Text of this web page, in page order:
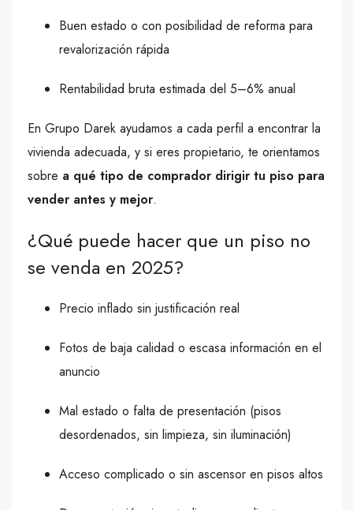
Buen estado o con posibilidad de reforma para
revalorización rápida
Rentabilidad bruta estimada del 5–6% anual
En Grupo Darek ayudamos a cada perfil a encontrar la
vivienda adecuada, y si eres propietario, te orientamos
sobre a qué tipo de comprador dirigir tu piso para
vender antes y mejor.
¿Qué puede hacer que un piso no
se venda en 2025?
Precio inflado sin justificación real
Fotos de baja calidad o escasa información en el
anuncio
Mal estado o falta de presentación (pisos
desordenados, sin limpieza, sin iluminación)
Acceso complicado o sin ascensor en pisos altos